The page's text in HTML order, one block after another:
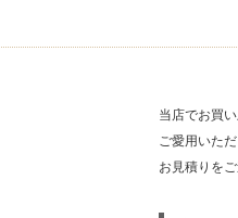
当店でお買
ご愛用いた
お見積りをご